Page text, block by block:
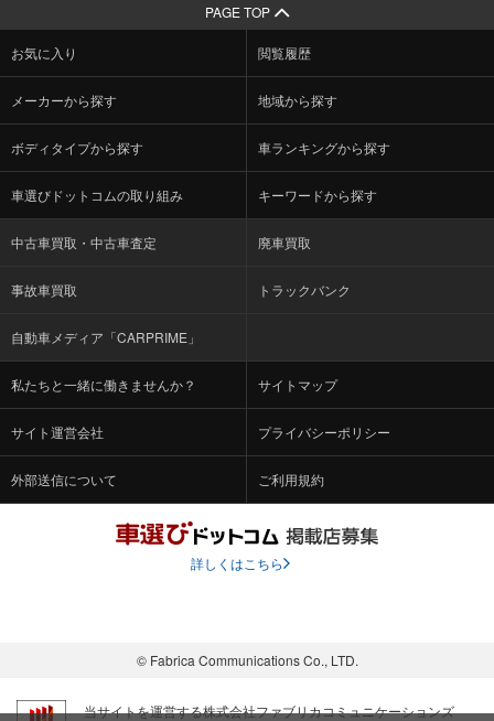
PAGE TOP
お気に入り 閲覧履歴
メーカーから探す 地域から探す
ボディタイプから探す 車ランキングから探す
車選びドットコムの取り組み キーワードから探す
中古車買取・中古車査定 廃車買取
事故車買取 トラックバンク
自動車メディア「CARPRIME」
私たちと一緒に働きませんか？ サイトマップ
サイト運営会社 プライバシーポリシー
外部送信について ご利用規約
詳しくはこちら
© Fabrica Communications Co., LTD.
当サイトを運営する株式会社ファブリカコミュニケーションズ